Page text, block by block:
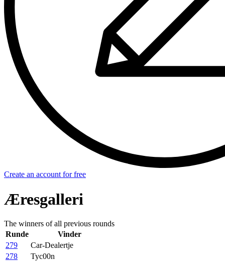
Create an account for free
Æresgalleri
The winners of all previous rounds
Runde
Vinder
279
Car-Dealertje
278
Tyc00n